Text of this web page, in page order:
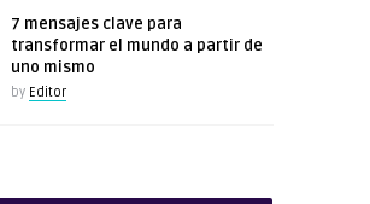
7 mensajes clave para
transformar el mundo a partir de
uno mismo
by Editor